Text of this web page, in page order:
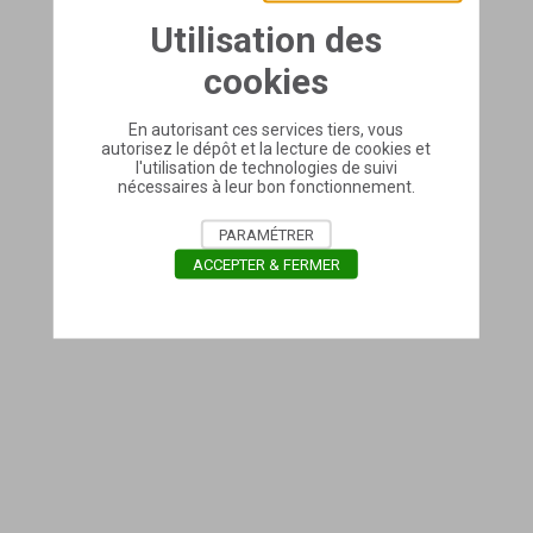
Utilisation des
cookies
En autorisant ces services tiers, vous
autorisez le dépôt et la lecture de cookies et
l'utilisation de technologies de suivi
nécessaires à leur bon fonctionnement.
PARAMÉTRER
ACCEPTER & FERMER